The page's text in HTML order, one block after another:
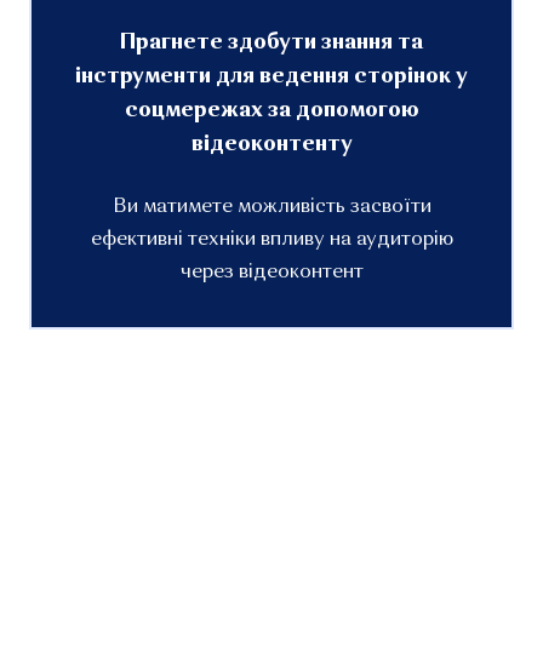
Прагнете здобути знання та
інструменти для ведення сторінок у
соцмережах за допомогою
відеоконтенту
Ви матимете можливість засвоїти
ефективні техніки впливу на аудиторію
через відеоконтент